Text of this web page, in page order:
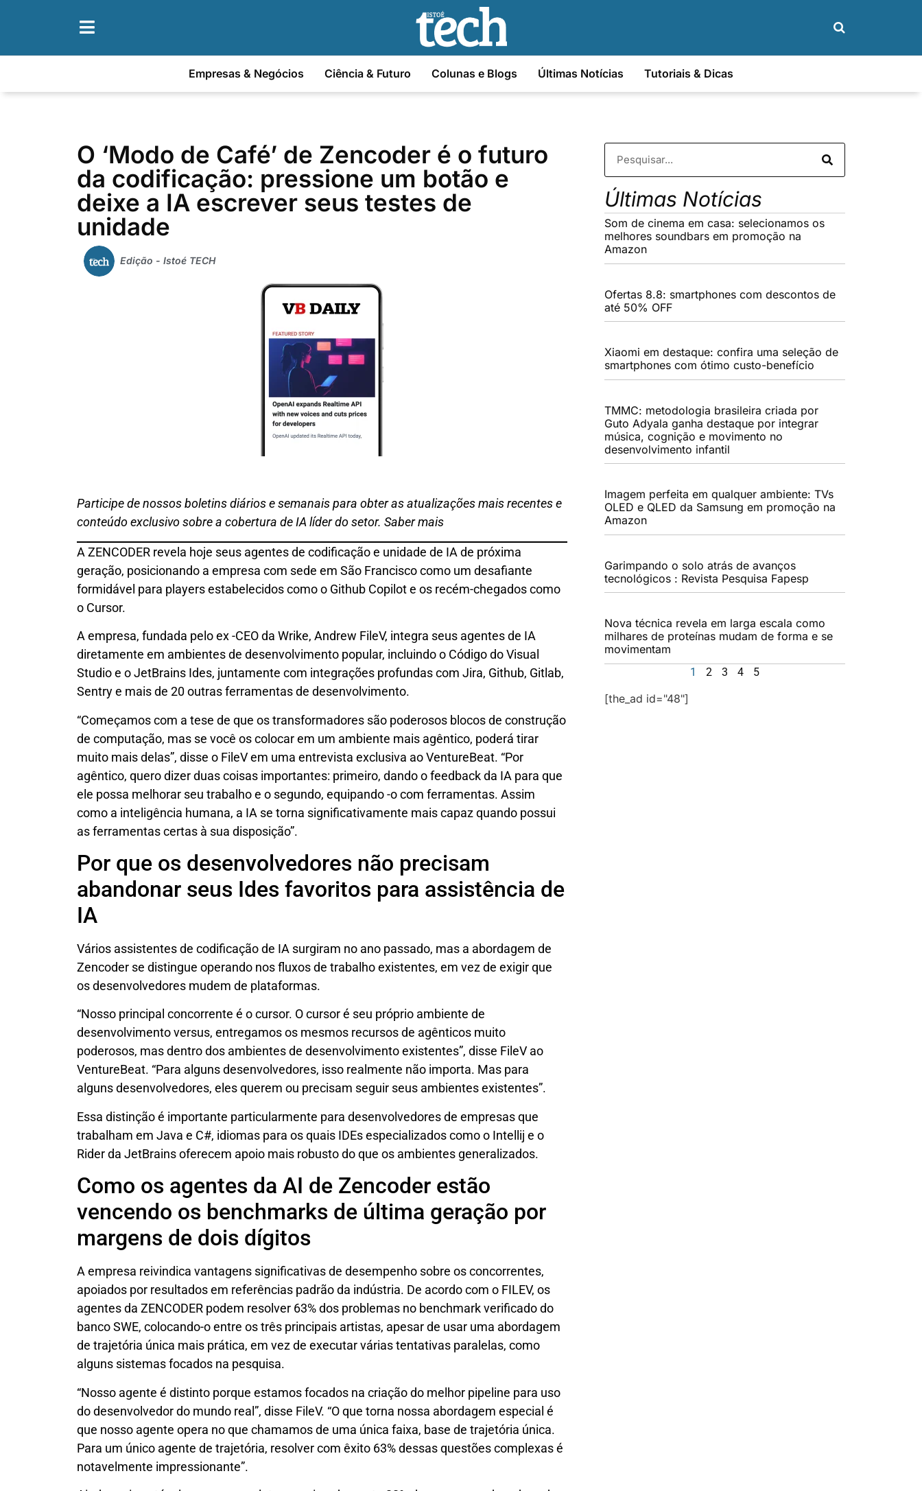
Empresas & Negócios Ciência & Futuro Colunas e Blogs Últimas Notícias Tutoriais & Dicas
O ‘Modo de Café’ de Zencoder é o futuro
da codificação: pressione um botão e
deixe a IA escrever seus testes de
unidade
Edição - Istoé TECH
Participe de nossos boletins diários e semanais para obter as atualizações mais recentes e
conteúdo exclusivo sobre a cobertura de IA líder do setor. Saber mais
A ZENCODER revela hoje seus agentes de codificação e unidade de IA de próxima
geração, posicionando a empresa com sede em São Francisco como um desafiante
formidável para players estabelecidos como o Github Copilot e os recém-chegados como
o Cursor.
A empresa, fundada pelo ex -CEO da Wrike, Andrew FileV, integra seus agentes de IA
diretamente em ambientes de desenvolvimento popular, incluindo o Código do Visual
Studio e o JetBrains Ides, juntamente com integrações profundas com Jira, Github, Gitlab,
Sentry e mais de 20 outras ferramentas de desenvolvimento.
“Começamos com a tese de que os transformadores são poderosos blocos de construção
de computação, mas se você os colocar em um ambiente mais agêntico, poderá tirar
muito mais delas”, disse o FileV em uma entrevista exclusiva ao VentureBeat. “Por
agêntico, quero dizer duas coisas importantes: primeiro, dando o feedback da IA ​​para que
ele possa melhorar seu trabalho e o segundo, equipando -o com ferramentas. Assim
como a inteligência humana, a IA se torna significativamente mais capaz quando possui
as ferramentas certas à sua disposição”.
Por que os desenvolvedores não precisam
abandonar seus Ides favoritos para assistência de
IA
Vários assistentes de codificação de IA surgiram no ano passado, mas a abordagem de
Zencoder se distingue operando nos fluxos de trabalho existentes, em vez de exigir que
os desenvolvedores mudem de plataformas.
“Nosso principal concorrente é o cursor. O cursor é seu próprio ambiente de
desenvolvimento versus, entregamos os mesmos recursos de agênticos muito
poderosos, mas dentro dos ambientes de desenvolvimento existentes”, disse FileV ao
VentureBeat. “Para alguns desenvolvedores, isso realmente não importa. Mas para
alguns desenvolvedores, eles querem ou precisam seguir seus ambientes existentes”.
Essa distinção é importante particularmente para desenvolvedores de empresas que
trabalham em Java e C#, idiomas para os quais IDEs especializados como o Intellij e o
Rider da JetBrains oferecem apoio mais robusto do que os ambientes generalizados.
Como os agentes da AI de Zencoder estão
vencendo os benchmarks de última geração por
margens de dois dígitos
A empresa reivindica vantagens significativas de desempenho sobre os concorrentes,
apoiados por resultados em referências padrão da indústria. De acordo com o FILEV, os
agentes da ZENCODER podem resolver 63% dos problemas no benchmark verificado do
banco SWE, colocando-o entre os três principais artistas, apesar de usar uma abordagem
de trajetória única mais prática, em vez de executar várias tentativas paralelas, como
alguns sistemas focados na pesquisa.
“Nosso agente é distinto porque estamos focados na criação do melhor pipeline para uso
do desenvolvedor do mundo real”, disse FileV. “O que torna nossa abordagem especial é
que nosso agente opera no que chamamos de uma única faixa, base de trajetória única.
Para um único agente de trajetória, resolver com êxito 63% dessas questões complexas é
notavelmente impressionante”.
Últimas Notícias
Som de cinema em casa: selecionamos os
melhores soundbars em promoção na
Amazon
Ofertas 8.8: smartphones com descontos de
até 50% OFF
Xiaomi em destaque: confira uma seleção de
smartphones com ótimo custo-benefício
TMMC: metodologia brasileira criada por
Guto Adyala ganha destaque por integrar
música, cognição e movimento no
desenvolvimento infantil
Imagem perfeita em qualquer ambiente: TVs
OLED e QLED da Samsung em promoção na
Amazon
Garimpando o solo atrás de avanços
tecnológicos : Revista Pesquisa Fapesp
Nova técnica revela em larga escala como
milhares de proteínas mudam de forma e se
movimentam
1 2 3 4 5
[the_ad id="48"]